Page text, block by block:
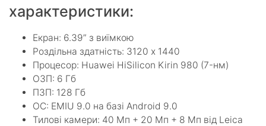
характеристики:
Екран: 6.39” з виїмкою
Роздільна здатність: 3120 х 1440
Процесор: Huawei HiSilicon Kirin 980 (7-нм)
ОЗП: 6 Гб
ПЗП: 128 Гб
ОС: EMIU 9.0 на базі Android 9.0
Тилові камери: 40 Мп + 20 Мп + 8 Мп від Leica